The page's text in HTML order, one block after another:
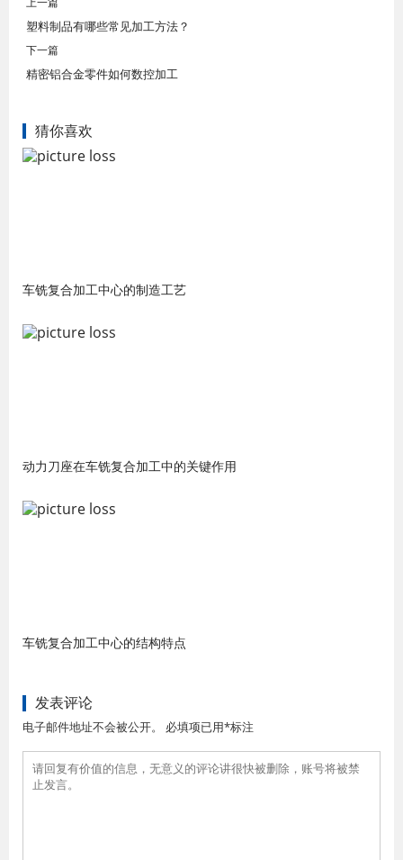
塑料制品有哪些常见加工方法？
下一篇
​精密铝合金零件如何数控加工
猜你喜欢
车铣复合加工中心的制造工艺
动力刀座在车铣复合加工中的关键作用
车铣复合加工中心的结构特点
发表评论
电子邮件地址不会被公开。 必填项已用*标注